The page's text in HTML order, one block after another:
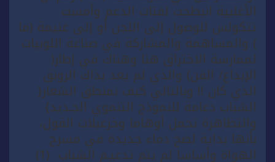
الأغلبية انبطحت لفتات الدعم وأمست
تتكولس للوصول إلى اللجن أو إلى غنيمة (ما
) والمساهمة والمشاركة في صناعة اللوبيات
لممارسة الاختراق هنا وهناك في إطار(
الإبداع/ الفن) والذي لم يعد بذاك الرونق
الذي كان !! وبالتالي كيف نمنطق الشعار{
الشباب دعامة للنموذج التنموي الجـديد}
والتظاهرة تحمل أوهاما وخزعبلات القول،
بأنها بداية لضخ دماء جديدة في مسرح
الهواة وأساسا لم يتم تدعيـم الشباب (1)